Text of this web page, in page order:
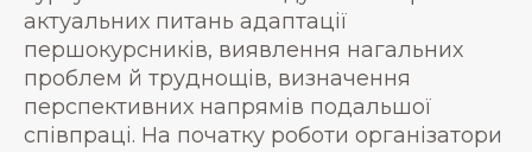
актуальних питань адаптації
першокурсників, виявлення нагальних
проблем й труднощів, визначення
перспективних напрямів подальшої
співпраці. На початку роботи організатори